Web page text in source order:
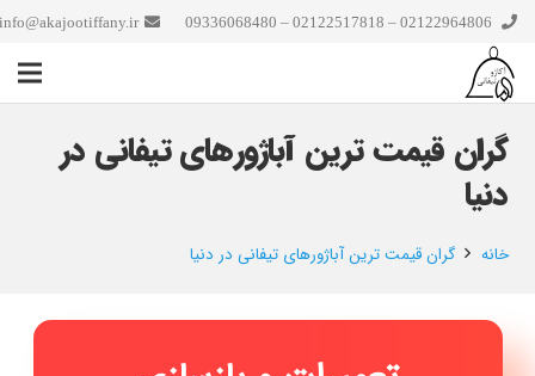
گران قیمت ترین آباژورهای تیفانی در
دنیا
خانه گران قیمت ترین آباژورهای تیفانی در دنیا